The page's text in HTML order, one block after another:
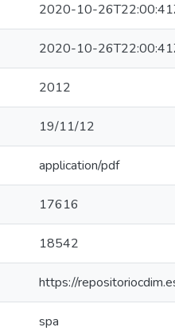
2020-10-
2020-10-
2012
19/11/12
application/pdf
17616
18542
https://
spa